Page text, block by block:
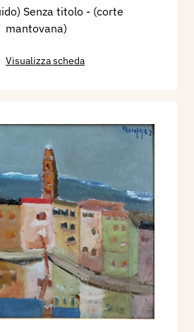
Senza titolo - (corte
mantovana)
Visualizza scheda